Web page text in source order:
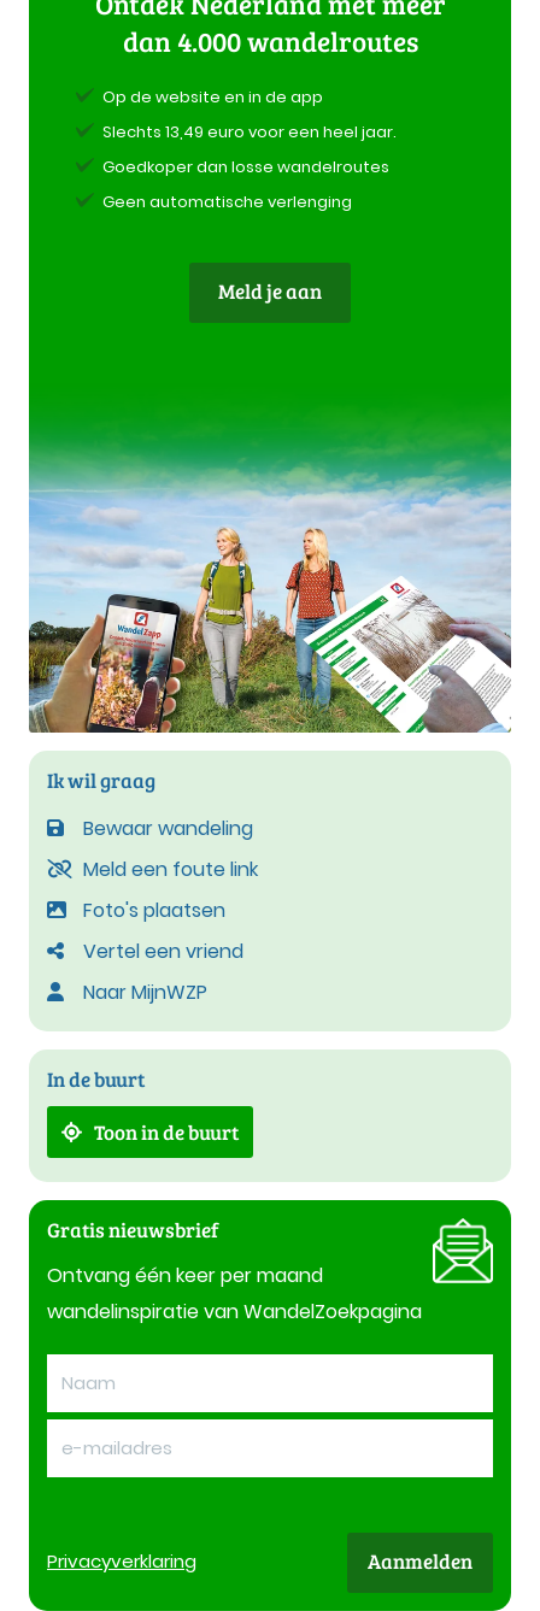
dan 4.000 wandelroutes
Op de website en in de app
Slechts 13,49 euro voor een heel jaar.
Goedkoper dan losse wandelroutes
Geen automatische verlenging
Meld je aan
Ik wil graag
Bewaar wandeling
Meld een foute link
Foto's plaatsen
Vertel een vriend
Naar MijnWZP
In de buurt
Toon in de buurt
Gratis nieuwsbrief
Ontvang één keer per maand
wandelinspiratie van WandelZoekpagina
Privacyverklaring Aanmelden